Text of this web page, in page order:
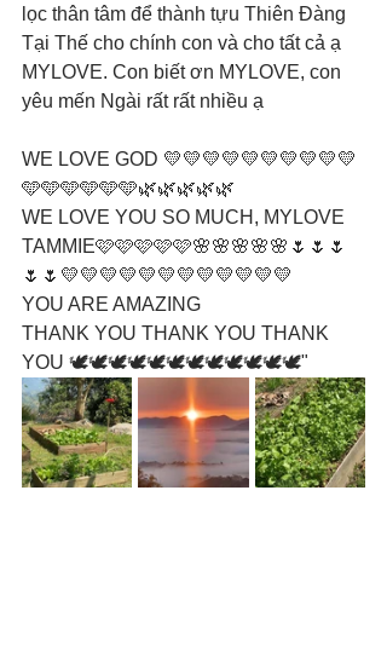
lọc thân tâm để thành tựu Thiên Đàng
Tại Thế cho chính con và cho tất cả ạ
MYLOVE. Con biết ơn MYLOVE, con
yêu mến Ngài rất rất nhiều ạ
WE LOVE GOD 💛💛💛💛💛💛💛💛💛💛
🩵🩵🩵🩵🩵🩵🌿🌿🌿🌿🌿
WE LOVE YOU SO MUCH, MYLOVE
TAMMIE🩷🩷🩷🩷🩷🌸🌸🌸🌸🌸🌷🌷🌷
🌷🌷💛💛💛💛💛💛💛💛💛💛💛💛
YOU ARE AMAZING
THANK YOU THANK YOU THANK
YOU 🕊️🕊️🕊️🕊️🕊️🕊️🕊️🕊️🕊️🕊️🕊️🕊️"